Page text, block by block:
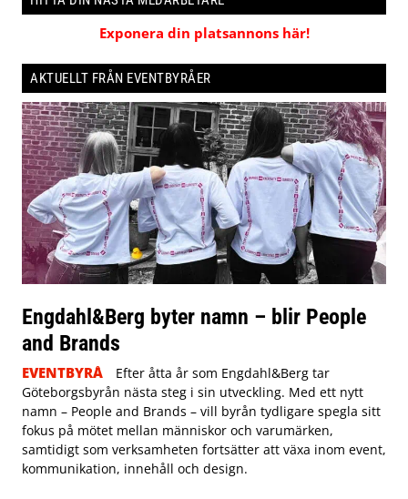
Exponera din platsannons här!
AKTUELLT FRÅN EVENTBYRÅER
Engdahl&Berg byter namn – blir People
and Brands
EVENTBYRÅ
Efter åtta år som Engdahl&Berg tar
Göteborgsbyrån nästa steg i sin utveckling. Med ett nytt
namn – People and Brands – vill byrån tydligare spegla sitt
fokus på mötet mellan människor och varumärken,
samtidigt som verksamheten fortsätter att växa inom event,
kommunikation, innehåll och design.